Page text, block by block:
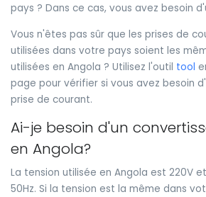
pays ? Dans ce cas, vous avez besoin
Vous n'êtes pas sûr que les prises de
utilisées dans votre pays soient les
utilisées en Angola ? Utilisez l'outil tool
page pour vérifier si vous avez besoin
prise de courant.
Ai-je besoin d'un
en Angola?
La tension utilisée en Angola est 220V
50Hz. Si la tension est la même dans